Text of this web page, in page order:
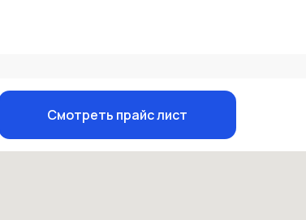
Смотреть прайс лист